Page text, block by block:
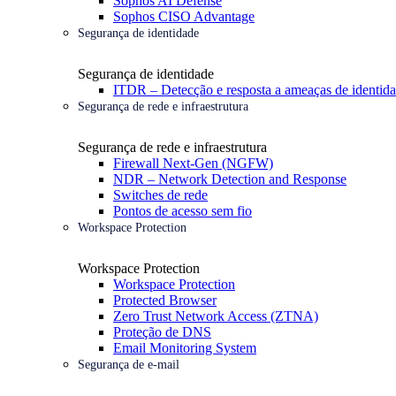
Sophos CISO Advantage
Segurança de identidade
Segurança de identidade
ITDR – Detecção e resposta a ameaças de
Segurança de rede e infraestrutura
Segurança de rede e infraestrutura
Firewall Next-Gen (NGFW)
NDR – Network Detection and Response
Switches de rede
Pontos de acesso sem fio
Workspace Protection
Workspace Protection
Workspace Protection
Protected Browser
Zero Trust Network Access (ZTNA)
Proteção de DNS
Email Monitoring System
Segurança de e-mail